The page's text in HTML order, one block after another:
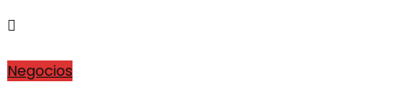
Negocios